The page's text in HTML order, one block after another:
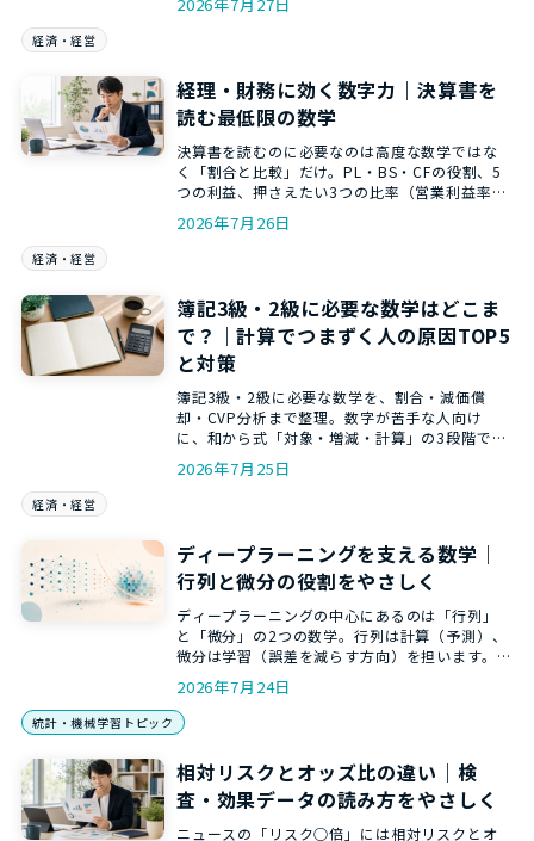
経済・経営
経理・財務に効く数字力｜決算書を
読む最低限の数学
決算書を読むのに必要なのは高度な数学ではな
く「割合と比較」だけ。PL・BS・CFの役割、5
つの利益、押さえたい3つの比率（営業利益率・
自己資本比率・流動比率）と読む順番を、和か
らの数トレ講師がやさしく解説します。
2026年7月26日
経済・経営
簿記3級・2級に必要な数学はどこま
で？｜計算でつまずく人の原因TOP5
と対策
簿記3級・2級に必要な数学を、割合・減価償
却・CVP分析まで整理。数字が苦手な人向け
に、和から式「対象・増減・計算」の3段階で、
仕訳と計算を意味から理解する方法を解説しま
す。
2026年7月25日
経済・経営
ディープラーニングを支える数学｜
行列と微分の役割をやさしく
ディープラーニングの中心にあるのは「行列」
と「微分」の2つの数学。行列は計算（予測）、
微分は学習（誤差を減らす方向）を担います。AI
がなぜ学習できるのかを、数式に立ち入らず和
からの講師がやさしく解説します。
2026年7月24日
統計・機械学習トピック
相対リスクとオッズ比の違い｜検
査・効果データの読み方をやさしく
ニュースの「リスク○倍」には相対リスクとオ